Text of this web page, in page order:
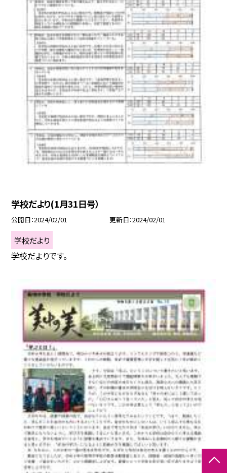
学校だより(1月31日号）
公開日 2024/02/01 更新日 2024/02/01
学校だより
学校だよりです。